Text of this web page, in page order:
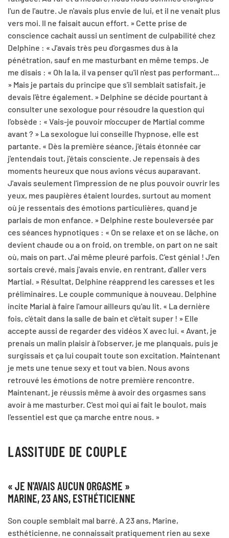
l'un de l'autre. Je n'avais plus envie de lui, et il ne venait plus
vers moi. Il ne faisait aucun effort. » Cette prise de
conscience cachait aussi un sentiment de culpabilité chez
Delphine : « J'avais très peu d'orgasmes dus à la
pénétration, sauf en me masturbant en même temps. Je
me disais : « Oh la la, il va penser qu'il n'est pas performant...
» Mais je partais du principe que s'il semblait satisfait, je
devais l'être également. » Delphine se décide pourtant à
consulter une sexologue pour résoudre la question qui
l'obsède : « Vais-je pouvoir m'occuper de Martial comme
avant ? » La sexologue lui conseille l'hypnose, elle est
partante. « Dès la première séance, j'étais étonnée car
j'entendais tout, j'étais consciente. Je repensais à des
moments heureux que nous avions vécus auparavant.
J'avais seulement l'impression de ne plus pouvoir ouvrir les
yeux, mes paupières étaient lourdes, surtout au moment
où je ressentais des émotions particulières, quand je
parlais de mon enfance. » Delphine reste bouleversée par
ces séances hypnotiques : « On se relaxe et on se lâche, on
devient chaude ou a on froid, on tremble, on part on ne sait
où, mais on part. J'ai même pleuré parfois. C'est génial ! J'en
sortais crevé, mais j'avais envie, en rentrant, d'aller vers
Martial. » Résultat, Delphine réapprend les caresses et les
préliminaires. Le couple communique à nouveau. Delphine
incite Marial à faire l'amour ailleurs qu'au lit. « La dernière
fois, c'était dans la salle de bain et c'était super ! » Elle
accepte aussi de regarder des vidéos X avec lui. « Avant, je
prenais un malin plaisir à l'observer, je me planquais, puis je
surgissais et ça lui coupait toute son excitation. Maintenant
je mets une tenue sexy et tout va bien. Nous avons
retrouvé les émotions de notre première rencontre.
Maintenant, je réussis même à avoir des orgasmes sans
avoir à me masturber. C'est moi qui ai fait le boulot, mais
l'essentiel est que ça marche entre nous. »
LASSITUDE DE COUPLE
« JE N'AVAIS AUCUN ORGASME »
MARINE, 23 ANS, ESTHÉTICIENNE
Son couple semblait mal barré. A 23 ans, Marine,
esthéticienne, ne connaissait pratiquement rien au sexe